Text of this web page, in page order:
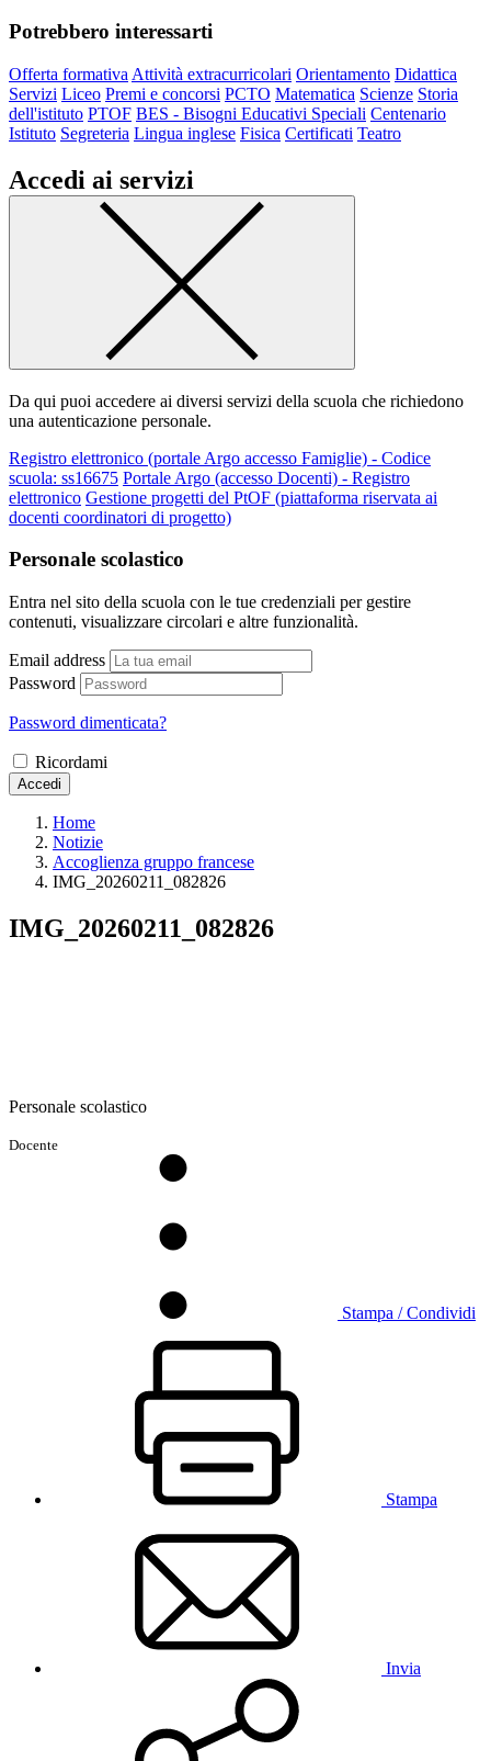
Potrebbero interessarti
Offerta formativa Attività extracurricolari Orientamento Didattica
Servizi Liceo Premi e concorsi PCTO Matematica Scienze Storia
dell'istituto PTOF BES - Bisogni Educativi Speciali Centenario
Istituto Segreteria Lingua inglese Fisica Certificati Teatro
Accedi ai servizi
Da qui puoi accedere ai diversi servizi della scuola che richiedono
una autenticazione personale.
Registro elettronico (portale Argo accesso Famiglie) - Codice
scuola: ss16675 Portale Argo (accesso Docenti) - Registro
elettronico Gestione progetti del PtOF (piattaforma riservata ai
docenti coordinatori di progetto)
Personale scolastico
Entra nel sito della scuola con le tue credenziali per gestire
contenuti, visualizzare circolari e altre funzionalità.
Email address
Password
Password dimenticata?
Ricordami
Accedi
Home
Notizie
Accoglienza gruppo francese
IMG_20260211_082826
IMG_20260211_082826
Personale scolastico
Docente
Stampa / Condividi
Stampa
Invia